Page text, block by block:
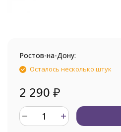
Ростов-на-Дону:
Осталось несколько штук
2 290 ₽